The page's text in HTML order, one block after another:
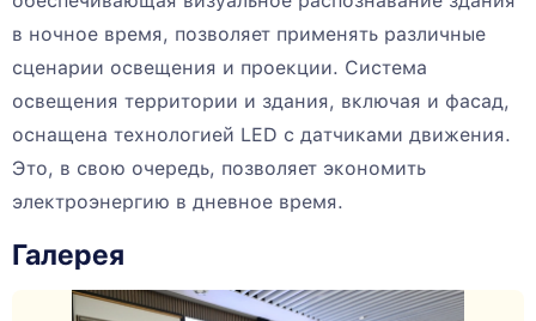
в ночное время, позволяет применять различные
сценарии освещения и проекции. Система
освещения территории и здания, включая и фасад,
оснащена технологией LED с датчиками движения.
Это, в свою очередь, позволяет экономить
электроэнергию в дневное время.
Галерея